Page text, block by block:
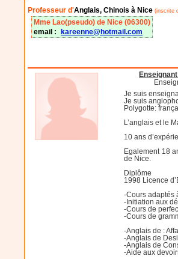
Professeur d'Anglais, Chinois à Nice (inscrite
Mme Lao(pseudo) de Nice (06300)
email :
kareenne@hotmail.com
Je suis
Je suis
Polygotte:
L’anglais et le
10 ans
Egalement 18
de Nice.
Diplôme
1998 Licence
-Cours adaptés
-Initiation aux
-Cours de
-Cours de
-Anglais de :
-Anglais de
-Anglais de
-Aide aux